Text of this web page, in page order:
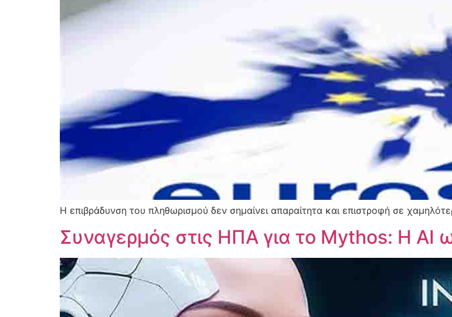
Η επιβράδυνση του πληθωρισμού δεν σημαίνει απαραίτητα και επιστροφή σε
Συναγερμός στις ΗΠΑ για το Mythos: Η AI